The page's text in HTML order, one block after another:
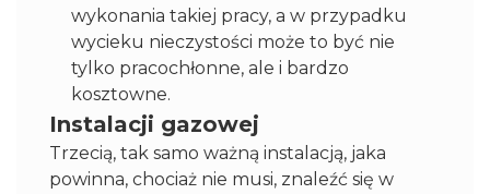
wykonania takiej pracy, a w przypadku
wycieku nieczystości może to być nie
tylko pracochłonne, ale i bardzo
kosztowne.
Instalacji gazowej
Trzecią, tak samo ważną instalacją, jaka
powinna, chociaż nie musi, znaleźć się w